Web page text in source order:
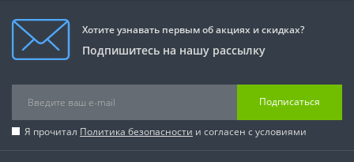
Хотите узнавать первым об акциях и скидках?
Подпишитесь на нашу рассылку
Подписаться
Я прочитал Политика безопасности и согласен с условиями